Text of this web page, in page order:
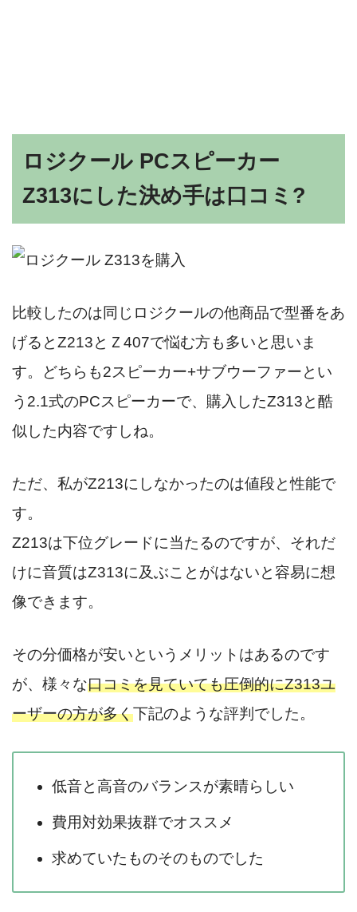
ロジクール PCスピーカー
Z313にした決め手は口コミ?
比較したのは同じロジクールの他商品で型番をあ
げるとZ213とＺ407で悩む方も多いと思いま
す。どちらも2スピーカー+サブウーファーとい
う2.1式のPCスピーカーで、購入したZ313と酷
似した内容ですしね。
ただ、私がZ213にしなかったのは値段と性能で
す。
Z213は下位グレードに当たるのですが、それだ
けに音質はZ313に及ぶことがはないと容易に想
像できます。
その分価格が安いというメリットはあるのです
が、様々な口コミを見ていても圧倒的にZ313ユ
ーザーの方が多く下記のような評判でした。
低音と高音のバランスが素晴らしい
費用対効果抜群でオススメ
求めていたものそのものでした